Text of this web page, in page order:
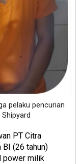
pelaku pencurian
PT Citra
BI (26 tahun)
power milik